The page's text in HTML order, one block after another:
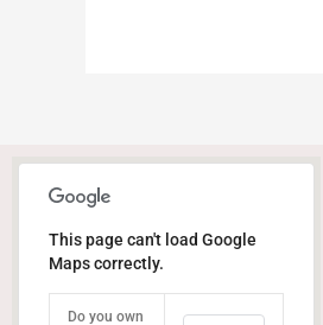
This page can't load Google
Maps correctly.
Do you own